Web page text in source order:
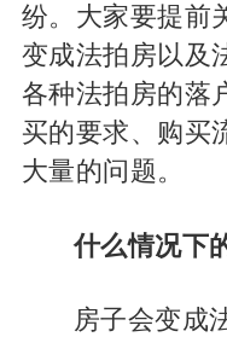
纷。大家要提前
变成法拍房以及
各种法拍房的落
买的要求、购买
大量的问题。
什么情况下
房子会变成